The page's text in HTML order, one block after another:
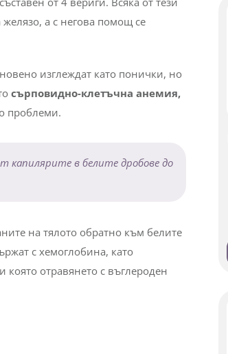
от 4 вериги. Всяка от тези
а с негова помощ се
изглеждат като понички, но
капилярите в белите дробове до